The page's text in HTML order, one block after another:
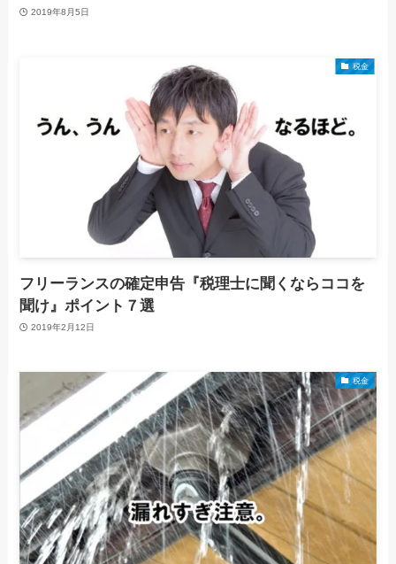
2019年8月5日
税金
フリーランスの確定申告『税理士に聞くならココを
聞け』ポイント７選
2019年2月12日
税金